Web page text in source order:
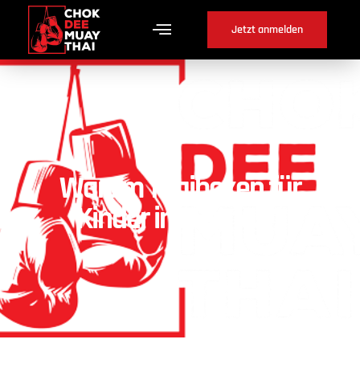
Jetzt anmelden
Warum Thaiboxen für
Kinder in Meyriez ?